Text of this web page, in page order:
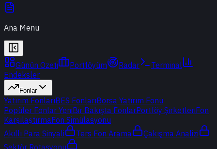
Ana Menu
Günün Özeti Portföyüm Radar
Terminal
Endeksler
Fonlar
Yatırım FonlarıBES FonlarıBorsa Yatırım Fonu
Popüler Fonlar YeniBir Bakışta FonlarPortföy ŞirketleriFon
KarşılaştırmaFon Simülasyonu
Akıllı Para Sinyali
Ters Fon Arama
Çakışma Analizi
Sektör Rotasyonu